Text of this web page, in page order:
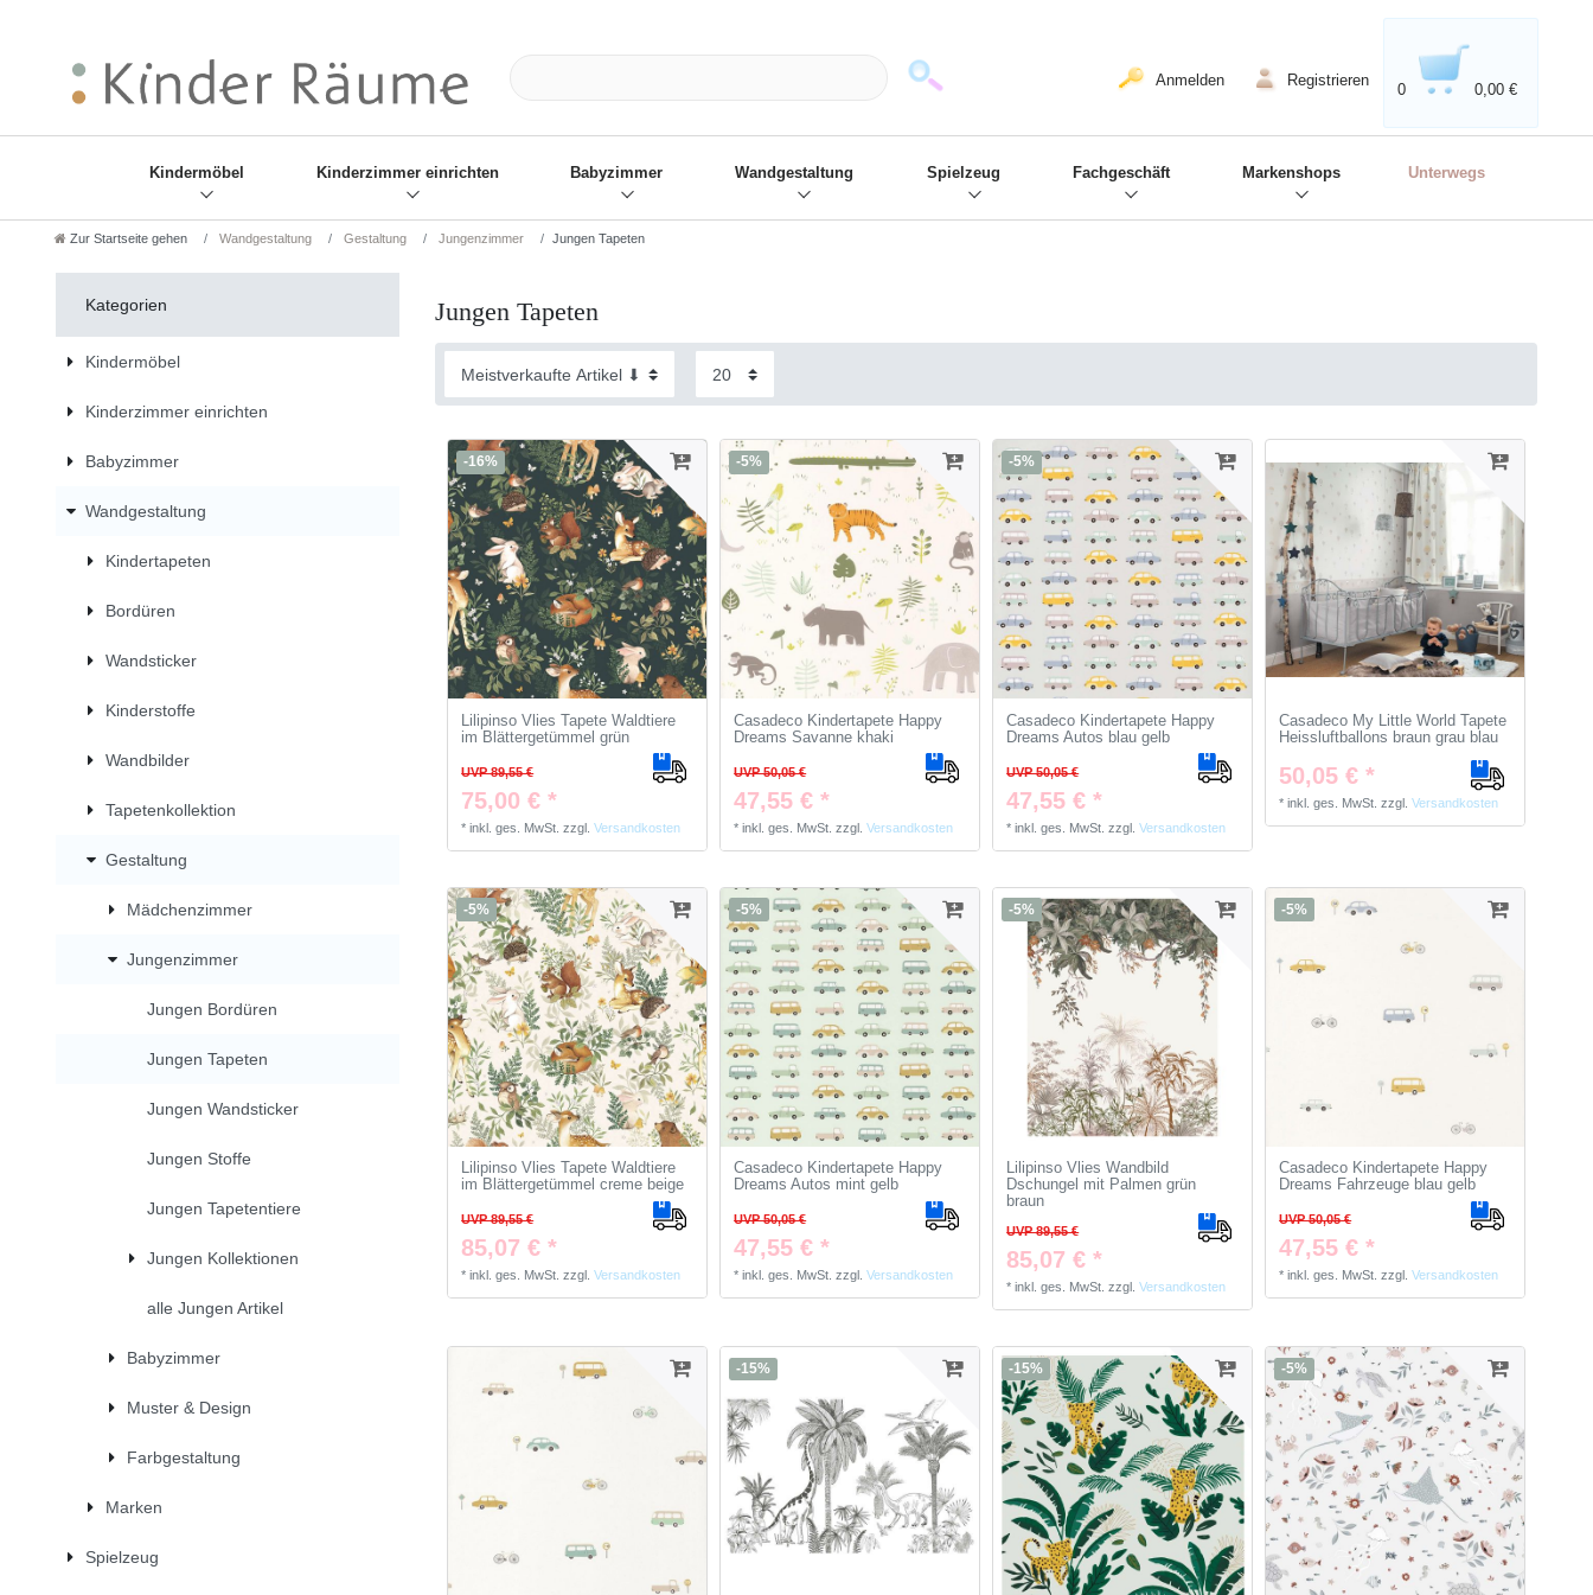
Anmelden Registrieren
0 0,00 €
Kindermöbel Kinderzimmer einrichten Babyzimmer Wandgestaltung Spielzeug Fachgeschäft Markenshops Unterwegs
Zur Startseite gehen Wandgestaltung Gestaltung Jungenzimmer Jungen Tapeten
Kategorien
Kindermöbel
Kinderzimmer einrichten
Babyzimmer
Wandgestaltung
Kindertapeten
Bordüren
Wandsticker
Kinderstoffe
Wandbilder
Tapetenkollektion
Gestaltung
Mädchenzimmer
Jungenzimmer
Jungen Bordüren
Jungen Tapeten
Jungen Wandsticker
Jungen Stoffe
Jungen Tapetentiere
Jungen Kollektionen
alle Jungen Artikel
Babyzimmer
Muster & Design
Farbgestaltung
Marken
Spielzeug
Jungen Tapeten
-16%
Lilipinso Vlies Tapete Waldtiere
im Blättergetümmel grün
UVP 89,55 €
75,00 € *
*inkl. ges. MwSt. zzgl.Versandkosten
-5%
Casadeco Kindertapete Happy
Dreams Savanne khaki
UVP 50,05 €
47,55 € *
*inkl. ges. MwSt. zzgl.Versandkosten
-5%
Casadeco Kindertapete Happy
Dreams Autos blau gelb
UVP 50,05 €
47,55 € *
*inkl. ges. MwSt. zzgl.Versandkosten
Casadeco My Little World Tapete
Heissluftballons braun grau blau
50,05 € *
*inkl. ges. MwSt. zzgl.Versandkosten
-5%
Lilipinso Vlies Tapete Waldtiere
im Blättergetümmel creme beige
UVP 89,55 €
85,07 € *
*inkl. ges. MwSt. zzgl.Versandkosten
-5%
Casadeco Kindertapete Happy
Dreams Autos mint gelb
UVP 50,05 €
47,55 € *
*inkl. ges. MwSt. zzgl.Versandkosten
-5%
Lilipinso Vlies Wandbild
Dschungel mit Palmen grün
braun
UVP 89,55 €
85,07 € *
*inkl. ges. MwSt. zzgl.Versandkosten
-5%
Casadeco Kindertapete Happy
Dreams Fahrzeuge blau gelb
UVP 50,05 €
47,55 € *
*inkl. ges. MwSt. zzgl.Versandkosten
-15% -15% -5%